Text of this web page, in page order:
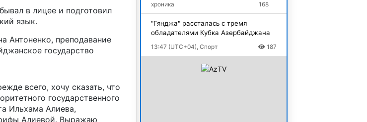
в лицее и подготовил
язык.
Антоненко, преподавание
государство
всего, хочу сказать, что
государственного
Ильхама Алиева,
Алиевой. Выражаю
хроника
168
"Гянджа" рассталась с тремя
обладателями Кубка Азербайджана
13:47 (UTC+04), Спорт 187